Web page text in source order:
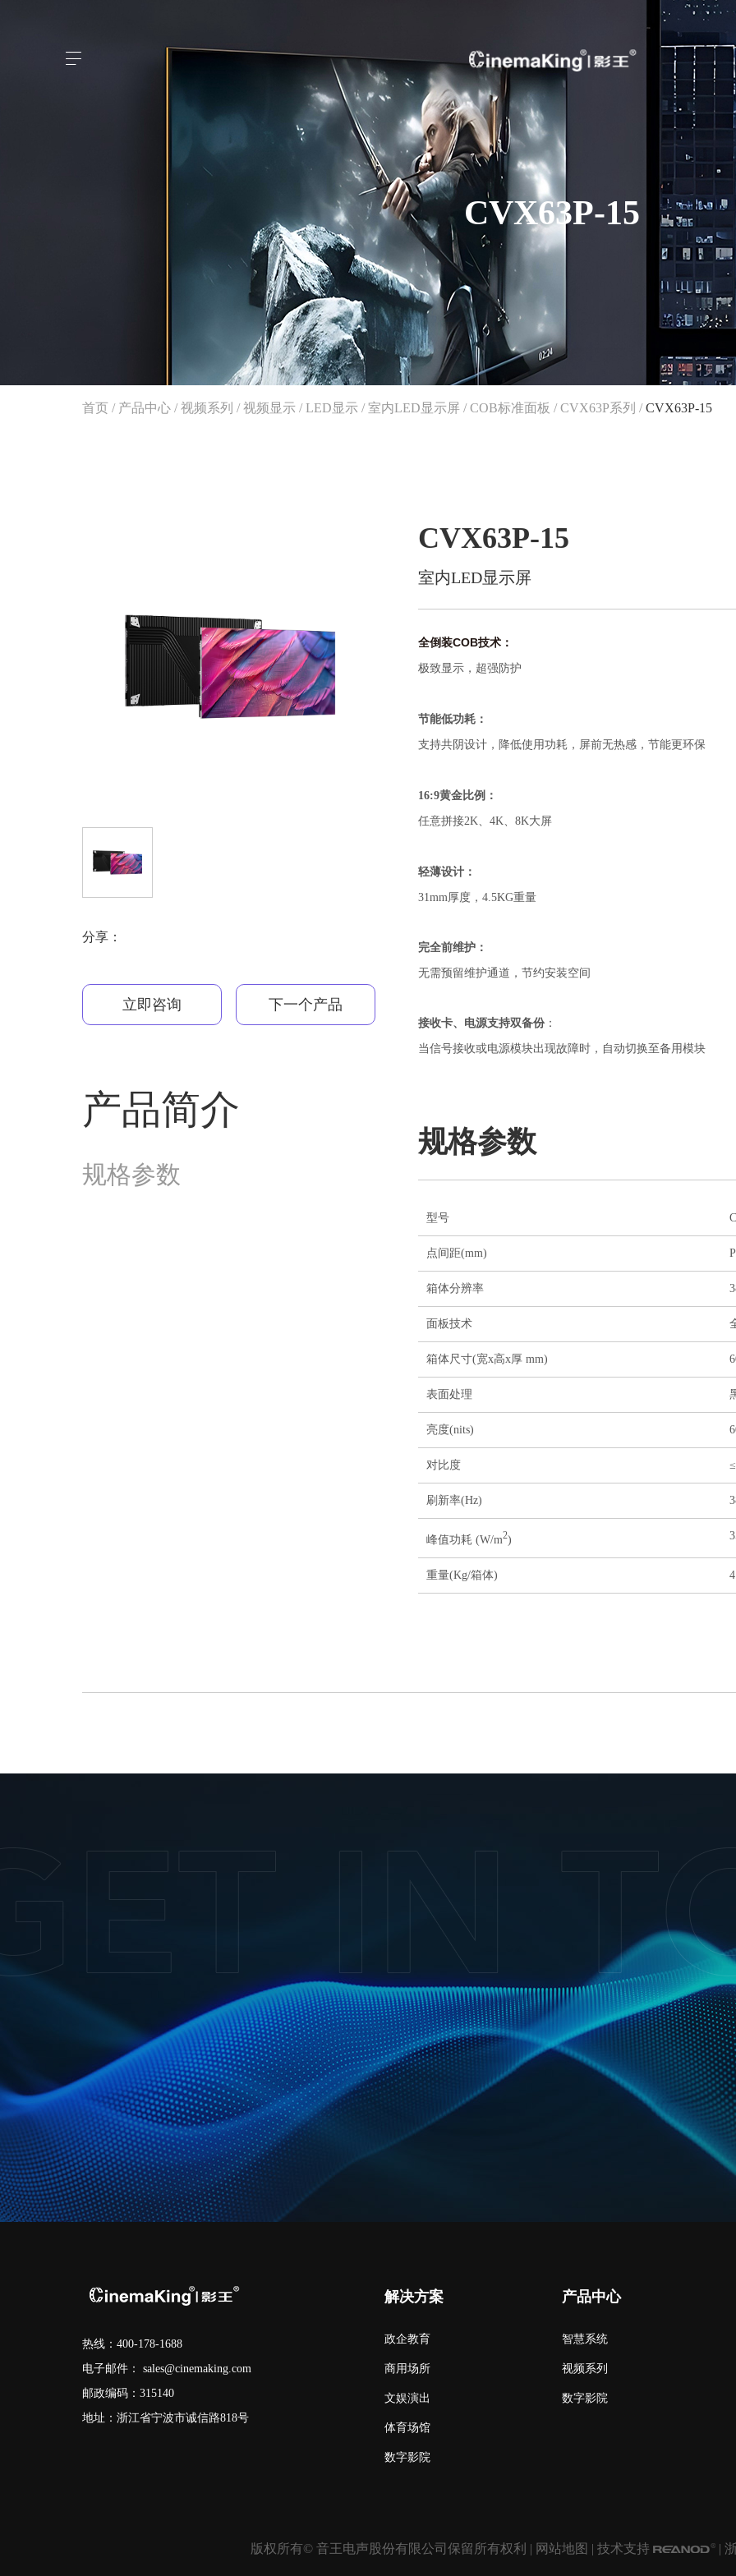
CVX63P-15
首页 / 产品中心 /视频系列 /视频显示 /LED显示 /室内LED显示屏 /COB标准面板 /CVX63P系列 /CVX63P-15
分享：
立即咨询 下一个产品
产品简介
规格参数
CVX63P-15
室内LED显示屏
全倒装COB技术：
极致显示，超强防护
节能低功耗：
支持共阴设计，降低使用功耗，屏前无热感，节能更环保
16:9黄金比例 ：
任意拼接2K、4K、8K大屏
轻薄设计：
31mm厚度，4.5KG重量
完全前维护：
无需预留维护通道，节约安装空间
接收卡、电源支持双备份：
当信号接收或电源模块出现故障时，自动切换至备用模块
规格参数
型号
点间距(mm)
箱体分辨率
面板技术
箱体尺寸(宽x高x厚 mm)
表面处理
亮度(nits)
对比度
刷新率(Hz)
峰值功耗 (W/m2)
重量(Kg/箱体)
热线：400-178-1688
电子邮件： sales@cinemaking.com
邮政编码：315140
地址：浙江省宁波市诚信路818号
解决方案
政企教育
商用场所
文娱演出
体育场馆
数字影院
产品中心
智慧系统
视频系列
数字影院
版权所有© 音王电声股份有限公司保留所有权利 | 网站地图 | 技术支持 |